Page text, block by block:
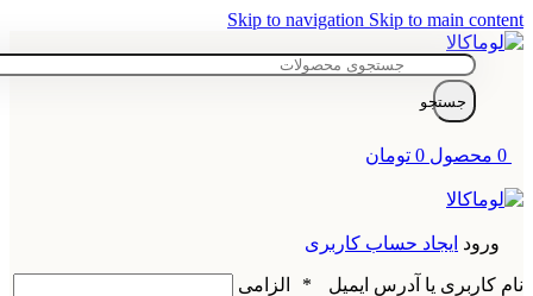
Skip to navigation Skip to main content
جستجو
0 محصول 0 تومان
ورود ایجاد حساب کاربری
نام کاربری یا آدرس ایمیل * الزامی